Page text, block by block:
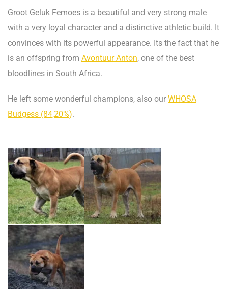
Groot Geluk Femoes is a beautiful and very strong male
with a very loyal character and a distinctive athletic build. It
convinces with its powerful appearance. Its the fact that he
is an offspring from Avontuur Anton, one of the best
bloodlines in South Africa.
He left some wonderful champions, also our WHOSA
Budgess (84,20%).